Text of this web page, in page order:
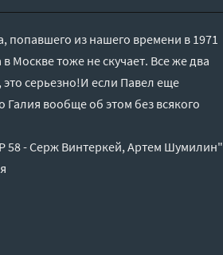
из нашего времени в 1971
Москве тоже не скучает. Все же два
серьезно!И если Павел еще
Галия вообще об этом без всякого
58 - Серж Винтеркей, Артем Шумилин"